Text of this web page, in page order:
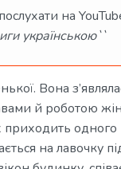
на
українською``
Вона
й роботою
приходить
на лавочку